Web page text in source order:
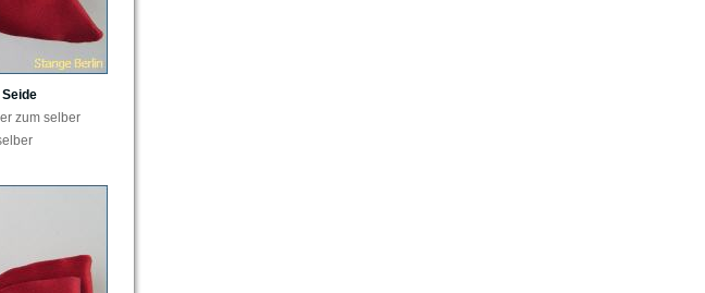
zum selber